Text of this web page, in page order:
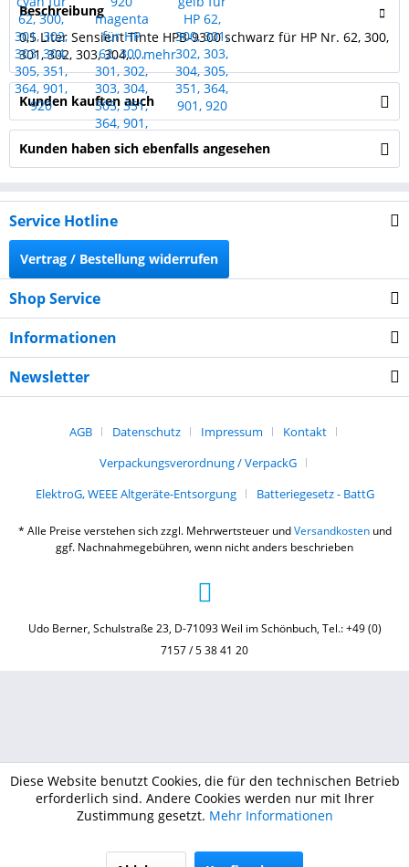
Beschreibung
0,5 Liter Sensient Tinte HPB-9300 schwarz für HP Nr. 62, 300,
301, 302, 303, 304,...mehr
Kunden kauften auch
Kunden haben sich ebenfalls angesehen
Service Hotline
Vertrag / Bestellung widerrufen
Shop Service
Informationen
Newsletter
AGB Datenschutz Impressum
Kontakt
Verpackungsverordnung / VerpackG
ElektroG, WEEE Altgeräte-Entsorgung
Batteriegesetz - BattG
* Alle Preise verstehen sich zzgl. Mehrwertsteuer undVersandkostenund
ggf. Nachnahmegebühren, wenn nicht anders beschrieben
Udo Berner, Schulstraße 23, D-71093 Weil im Schönbuch, Tel.: +49 (0)
7157 / 5 38 41 20
Diese Website benutzt Cookies, die für den technischen Betrieb
erforderlich sind. Andere Cookies werden nur mit Ihrer
Zustimmung gesetzt. Mehr Informationen